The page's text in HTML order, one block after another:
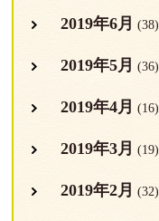
2019年6月 (38)
2019年5月 (36)
2019年4月 (16)
2019年3月 (19)
2019年2月 (32)